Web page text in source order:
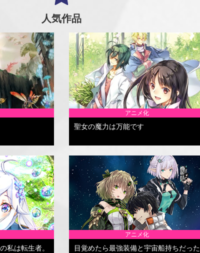
人気作品
アニメ化
聖女の魔力は万能です
私は転生者。
アニメ化
目覚めたら最強装備と宇宙船持ちだった